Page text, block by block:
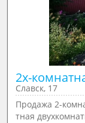
2х-
Славск, 17
Продажа 2-
тная